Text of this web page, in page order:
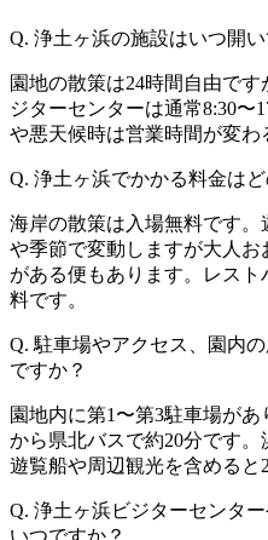
Q. 浄土ヶ浜の施設はいつ開
園地の散策は24時間自由で
ジターセンターは通常8:30〜
や悪天候時は営業時間が変わ
Q. 浄土ヶ浜でかかる料金は
海岸の散策は入場無料です
や季節で変動しますが大人お
がある便もあります。レス
料です。
Q. 駐車場やアクセス、園内
ですか？
園地内に第1〜第3駐車場が
から県北バスで約20分です。
遊覧船や周辺観光を含めると
Q. 浄土ヶ浜ビジターセンタ
いつですか？